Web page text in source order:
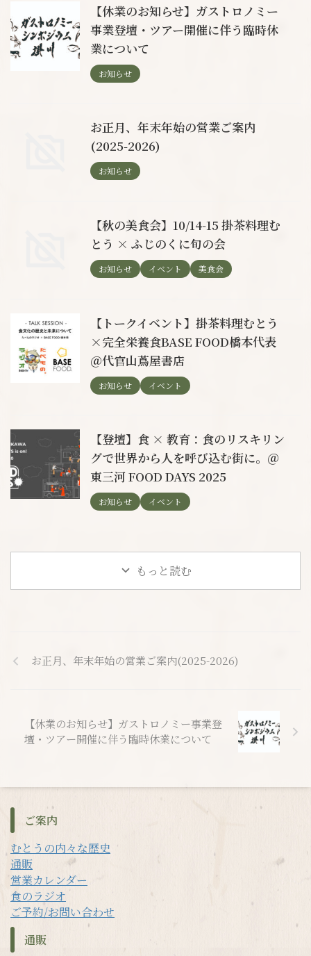
【休業のお知らせ】ガストロノミー
事業登壇・ツアー開催に伴う臨時休
業について
お知らせ
お正月、年末年始の営業ご案内
(2025-2026)
お知らせ
【秋の美食会】10/14-15 掛茶料理む
とう × ふじのくに旬の会
お知らせ イベント 美食会
【トークイベント】掛茶料理むとう
×完全栄養食BASE FOOD橋本代表
＠代官山蔦屋書店
お知らせ イベント
【登壇】食 × 教育：食のリスキリン
グで世界から人を呼び込む街に。＠
東三河 FOOD DAYS 2025
お知らせ イベント
もっと読む
お正月、年末年始の営業ご案内(2025-2026)
【休業のお知らせ】ガストロノミー事業登
壇・ツアー開催に伴う臨時休業について
ご案内
むとうの内々な歴史
通販
営業カレンダー
食のラジオ
ご予約/お問い合わせ
通販